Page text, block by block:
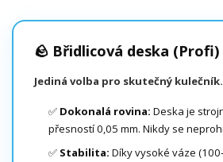
🪨 Břidlicová deska (Profi)
Jediná volba pro skutečný kulečník.
✅ Dokonalá rovina: Deska je
přesností 0,05 mm. Nikdy se
✅ Stabilita: Díky vysoké váze